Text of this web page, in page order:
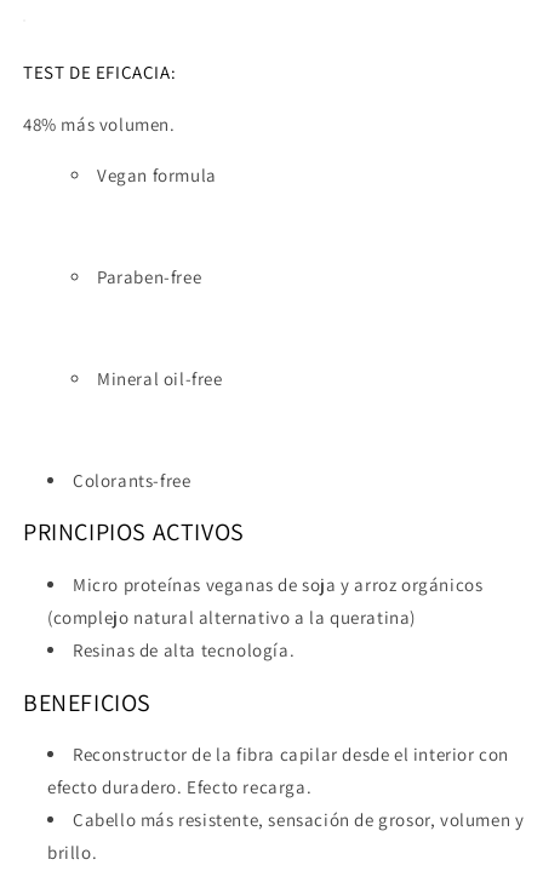
TEST DE EFICACIA:
48% más volumen.
Vegan formula
Paraben-free
Mineral oil-free
Colorants-free
PRINCIPIOS ACTIVOS
Micro proteínas veganas de soja y arroz orgánicos
(complejo natural alternativo a la queratina)
Resinas de alta tecnología.
BENEFICIOS
Reconstructor de la fibra capilar desde el interior con
efecto duradero. Efecto recarga.
Cabello más resistente, sensación de grosor, volumen y
brillo.